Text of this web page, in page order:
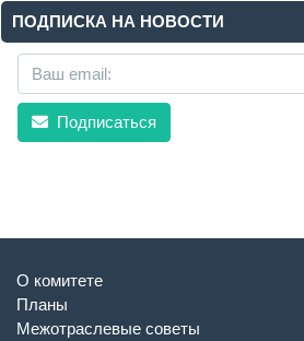
ПОДПИСКА НА НОВОСТИ
Подписаться
О комитете
Планы
Межотраслевые советы